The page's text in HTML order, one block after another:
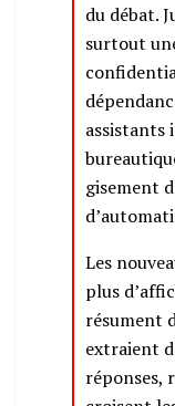
du débat.
surtout
assistants
gisement
Les
plus
résument
extraient
réponses,